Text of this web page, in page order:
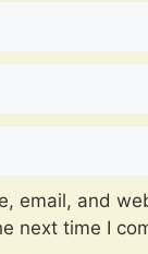
email, and
next time I